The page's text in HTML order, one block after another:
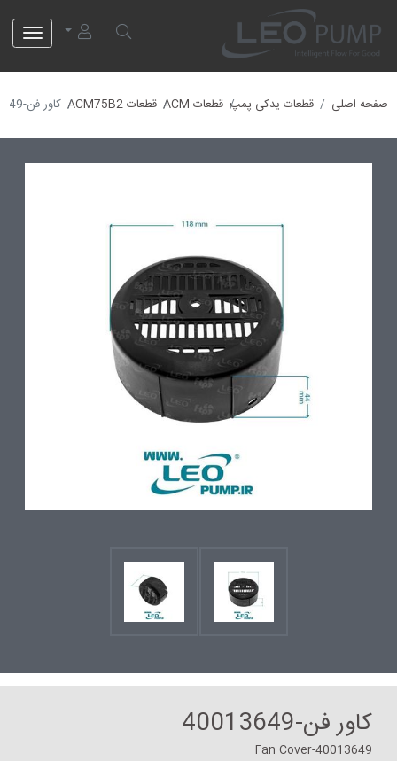
صفحه اصلی قطعات یدکی پمپ قطعات ACM قطعات ACM75B2 کاور فن-40013649
کاور فن-40013649
Fan Cover-40013649